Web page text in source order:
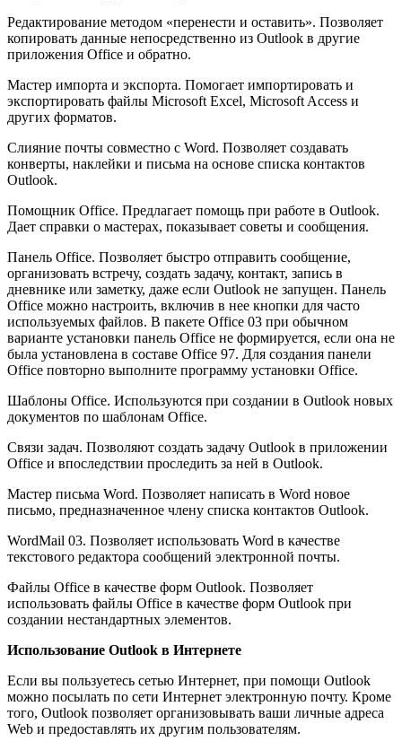
Редактирование методом «перенести и оставить». Позволяет
копировать данные непосредственно из Outlook в другие
приложения Office и обратно.
Мастер импорта и экспорта. Помогает импортировать и
экспортировать файлы Microsoft Excel, Microsoft Access и
других форматов.
Слияние почты совместно с Word. Позволяет создавать
конверты, наклейки и письма на основе списка контактов
Outlook.
Помощник Office. Предлагает помощь при работе в Outlook.
Дает справки о мастерах, показывает советы и сообщения.
Панель Office. Позволяет быстро отправить сообщение,
организовать встречу, создать задачу, контакт, запись в
дневнике или заметку, даже если Outlook не запущен. Панель
Office можно настроить, включив в нее кнопки для часто
используемых файлов. В пакете Office 03 при обычном
варианте установки панель Office не формируется, если она не
была установлена в составе Office 97. Для создания панели
Office повторно выполните программу установки Office.
Шаблоны Office. Используются при создании в Outlook новых
документов по шаблонам Office.
Связи задач. Позволяют создать задачу Outlook в приложении
Office и впоследствии проследить за ней в Outlook.
Мастер письма Word. Позволяет написать в Word новое
письмо, предназначенное члену списка контактов Outlook.
WordMail 03. Позволяет использовать Word в качестве
текстового редактора сообщений электронной почты.
Файлы Office в качестве форм Outlook. Позволяет
использовать файлы Office в качестве форм Outlook при
создании нестандартных элементов.
Использование Outlook в Интернете
Если вы пользуетесь сетью Интернет, при помощи Outlook
можно посылать по сети Интернет электронную почту. Кроме
того, Outlook позволяет организовывать ваши личные адреса
Web и предоставлять их другим пользователям.